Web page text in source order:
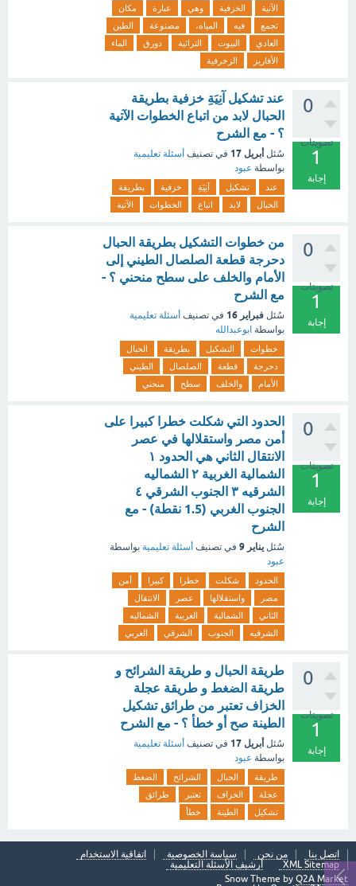
الآنية الخزفية وهي عبارة
مكان
تجمع
فيه المياه، مصنوعة
الطين
العادي
البيوت التراثية دورق
الماء
الأفاريز
الزخرفية
0
تصويتات
1
إجابة
عند تشكيل آنِيَةِ خزفية بطريقة
الحبال لابد من اتباع الخطوات الآتية
؟ - مع الشرح
سُئل أبريل 17 في تصنيف أسئلة تعليمية
بواسطة عبود
عند تشكيل آنِيَةِ خزفية
بطريقة
الحبال
لابد اتباع الخطوات الآتية
0
تصويتات
1
إجابة
من خطوات التشكيل بطريقة الحبال
دحرجة قطعة الصلصال الطيني إلى
الأمام والخلف على سطح منحني ؟ -
مع الشرح
سُئل فبراير 16 في تصنيف أسئلة تعليمية
بواسطة ابوعبدالله
خطوات التشكيل بطريقة
الحبال
دحرجة
قطعة الصلصال
الطيني
الأمام
والخلف سطح منحني
0
تصويتات
1
إجابة
الحدود التي شكلت خطرا كبيرا على
أمن مصر واستقلالها في عصر
الانتقال الثاني هي الحدود ١
الشمالية الغربية ٢ الشماليه
الشرقيه ٣ الجنوب الشرقي ٤
الجنوب الغربي (1.5 نقطة) - مع
الشرح
سُئل يناير 9 في تصنيف أسئلة تعليمية بواسطة
عبود
الحدود شكلت خطرا كبيرا
أمن
مصر
واستقلالها عصر
الانتقال
الثاني
الشمالية الغربية
الشماليه
الشرقيه
الجنوب الشرقي الغربي
0
تصويتات
1
إجابة
طريقة الحبال و طريقة الشرائح و
طريقة الضغط و طريقة عجلة
الخزاف تعتبر من طرائق تشكيل
الطينة صح أو خطأ ؟ - مع الشرح
سُئل أبريل 17 في تصنيف أسئلة تعليمية
بواسطة عبود
طريقة الحبال الشرائح
الضغط
عجلة
الخزاف تعتبر
طرائق
تشكيل
الطينة خطأ
اتصل بنا من نحن سياسة الخصوصية
اتفاقية الاستخدام
XML Sitemap
أرشيف الأسئلة التعليمية
Snow Theme by Q2A Market